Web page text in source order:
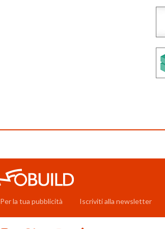
Per la tua pubblicità Iscriviti alla newsletter